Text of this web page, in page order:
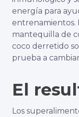
energía para
entrenamientos.
mantequilla de
coco derretido
prueba a
El
Los